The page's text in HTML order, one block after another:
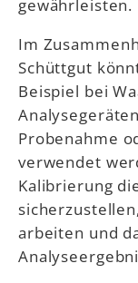
Im
Schüttgut
Beispiel bei
Probenahme
verwendet
Kalibrierung
arbeiten und